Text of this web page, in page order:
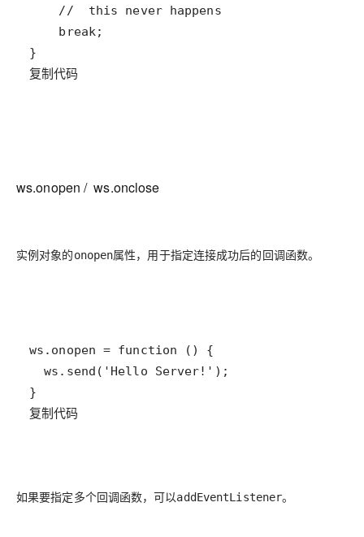
复制代码
ws.onopen / ws.onclose
实例对象的onopen属性，用于指定连接成功后的回调函数。
复制代码
如果要指定多个回调函数，可以addEventListener。